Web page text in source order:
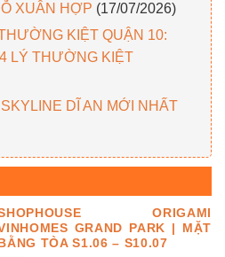
XUÂN HỢP (17/07/2026)
KIỆT QUẬN 10:
LÝ THƯỜNG KIỆT
DĨ AN MỚI NHẤT
ORIGAMI
GRAND PARK | MẶT
BẰNG TÒA S1.06 – S10.07